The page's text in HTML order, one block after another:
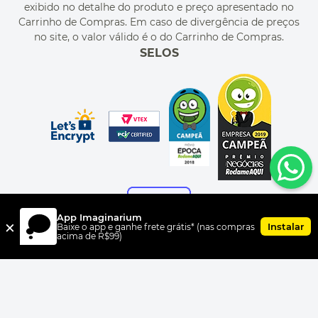
CUPONS DE DESCONTO
exibido no detalhe do produto e preço apresentado no
Carrinho de Compras. Em caso de divergência de preços
no site, o valor válido é o do Carrinho de Compras.
SELOS
FORMAS DE PAGAMENTO
× App Imaginarium
Baixe o app e ganhe frete grátis* (nas compras
acima de R$99)
Instalar